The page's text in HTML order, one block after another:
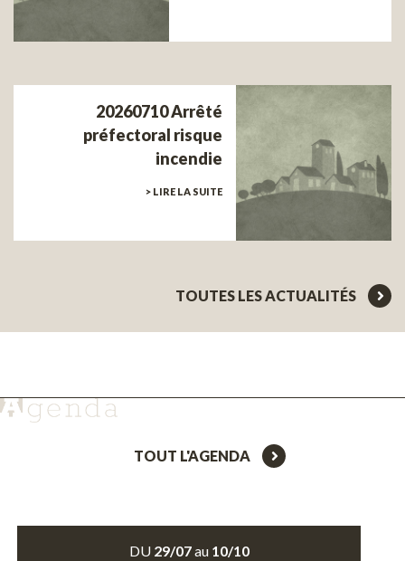
20260710 Arrêté
préfectoral risque
incendie
> LIRE LA SUITE
TOUTES LES ACTUALITÉS
TOUT L'AGENDA
DU 29/07au 10/10